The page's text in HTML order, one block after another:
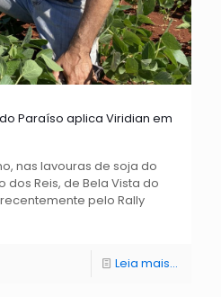
Paraíso aplica Viridian em
nas lavouras de soja do
Reis, de Bela Vista do
pelo Rally
Leia mais...